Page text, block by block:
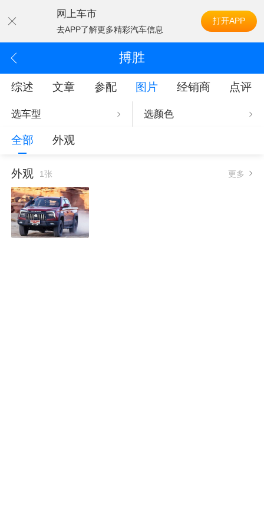
网上车市
去APP了解更多精彩汽车信息
打开APP
搏胜
综述 文章 参配 图片 经销商 点评
选车型 选颜色
全部 外观
外观 1张 更多